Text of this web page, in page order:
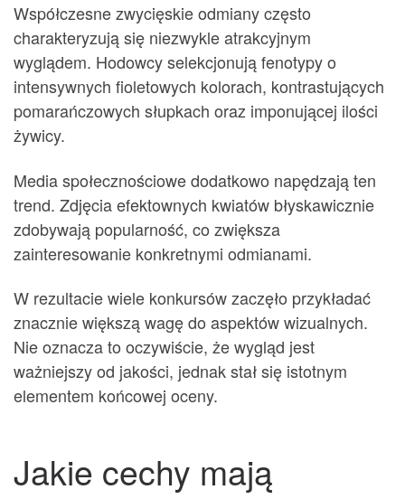
Współczesne zwycięskie odmiany często
charakteryzują się niezwykle atrakcyjnym
wyglądem. Hodowcy selekcjonują fenotypy o
intensywnych fioletowych kolorach, kontrastujących
pomarańczowych słupkach oraz imponującej ilości
żywicy.
Media społecznościowe dodatkowo napędzają ten
trend. Zdjęcia efektownych kwiatów błyskawicznie
zdobywają popularność, co zwiększa
zainteresowanie konkretnymi odmianami.
W rezultacie wiele konkursów zaczęło przykładać
znacznie większą wagę do aspektów wizualnych.
Nie oznacza to oczywiście, że wygląd jest
ważniejszy od jakości, jednak stał się istotnym
elementem końcowej oceny.
Jakie cechy mają